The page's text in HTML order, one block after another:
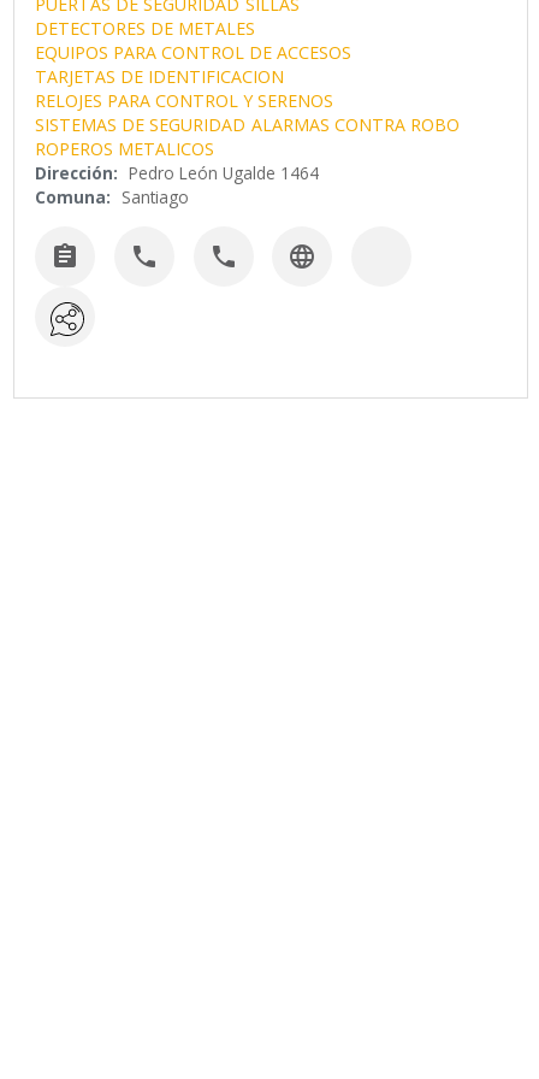
DETECTORES DE METALES
EQUIPOS PARA CONTROL DE ACCESOS
TARJETAS DE IDENTIFICACION
RELOJES PARA CONTROL Y SERENOS
SISTEMAS DE SEGURIDAD ALARMAS CONTRA ROBO
ROPEROS METALICOS
Dirección: Pedro León Ugalde 1464
Comuna: Santiago
   